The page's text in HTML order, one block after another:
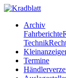
Archiv
Fahrberichte
Technik
Termine